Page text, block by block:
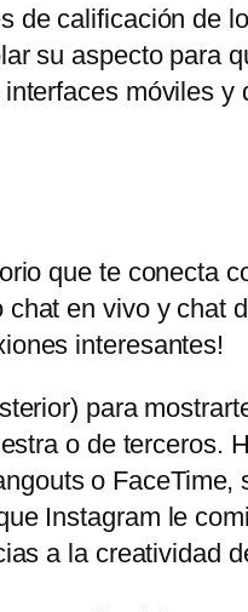
de calificación de
su aspecto para
móviles
que te conecta
en vivo y chat
interesantes!
para
o de terceros.
o
Instagram le
a la creatividad